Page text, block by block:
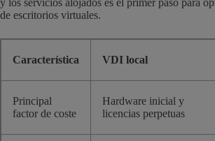
y los servicios alojados es el primer paso para
de escritorios virtuales.
Característica VDI local
Principal
factor de coste
Hardware inicial y
licencias perpetuas